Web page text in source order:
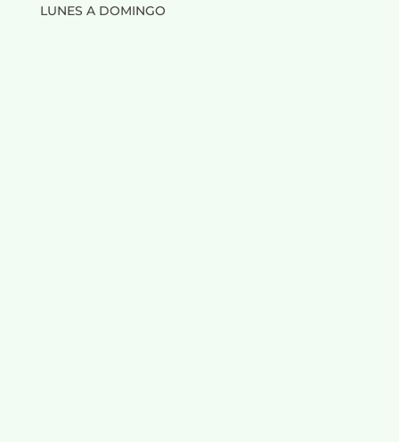
LUNES A DOMINGO